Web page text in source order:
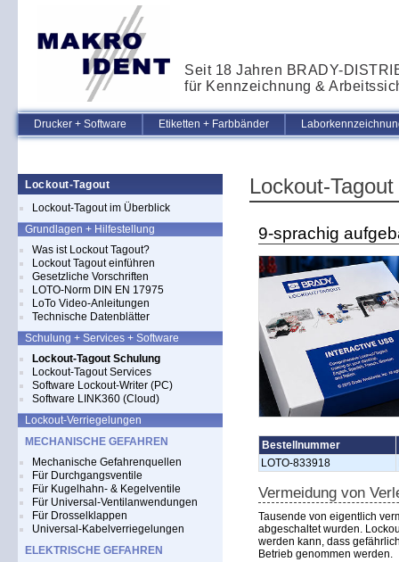
Seit 18 Jahren BRADY-
für Kennzeichnung &
Drucker + Software Etiketten + Farbbänder
Lockout-Tagout
Lockout-Tagout im Überblick
Grundlagen + Hilfestellung
Was ist Lockout Tagout?
Lockout Tagout einführen
Gesetzliche Vorschriften
LOTO-Norm DIN EN 17975
LoTo Video-Anleitungen
Technische Datenblätter
Schulung + Services + Software
Lockout-Tagout Schulung
Lockout-Tagout Services
Software Lockout-Writer (PC)
Software LINK360 (Cloud)
Lockout-Verriegelungen
MECHANISCHE GEFAHREN
Mechanische Gefahrenquellen
Für Durchgangsventile
Für Kugelhahn- & Kegelventile
Für Universal-Ventilanwendungen
Für Drosselklappen
Universal-Kabelverriegelungen
ELEKTRISCHE GEFAHREN
Lockout-
9-sprachig
Bestellnummer
LOTO-833918
Vermeidung von
Tausende von eigentlich
abgeschaltet wurden.
werden kann, dass
Betrieb genommen werden.